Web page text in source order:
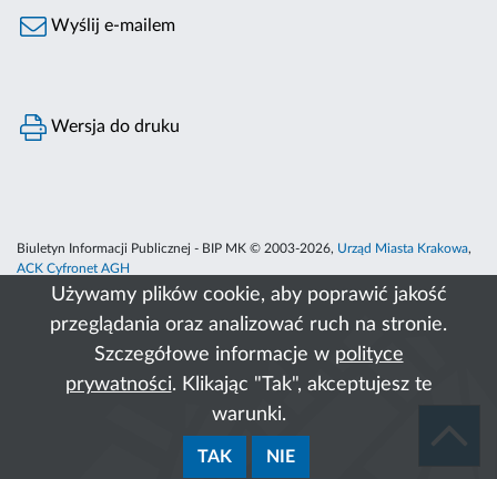
Używamy plików cookie, aby poprawić jakość
przeglądania oraz analizować ruch na stronie.
Szczegółowe informacje w polityce
prywatności. Klikając "Tak", akceptujesz te
warunki.
TAK NIE
Wyślij e-mailem
Wersja do druku
Biuletyn Informacji Publicznej - BIP MK © 2003-2026, Urząd Miasta Krakowa,
ACK Cyfronet AGH